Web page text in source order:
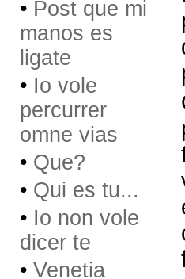
• Post que mi
manos es
ligate
• Io vole
percurrer
omne vias
• Que?
• Qui es tu...
• Io non vole
dicer te
• Venetia